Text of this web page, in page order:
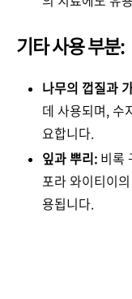
기타 사용 부분:
나무의 껍질과
데 사용되며, 수
요합니다.
잎과 뿌리: 비록
포라 와이티이
용됩니다.